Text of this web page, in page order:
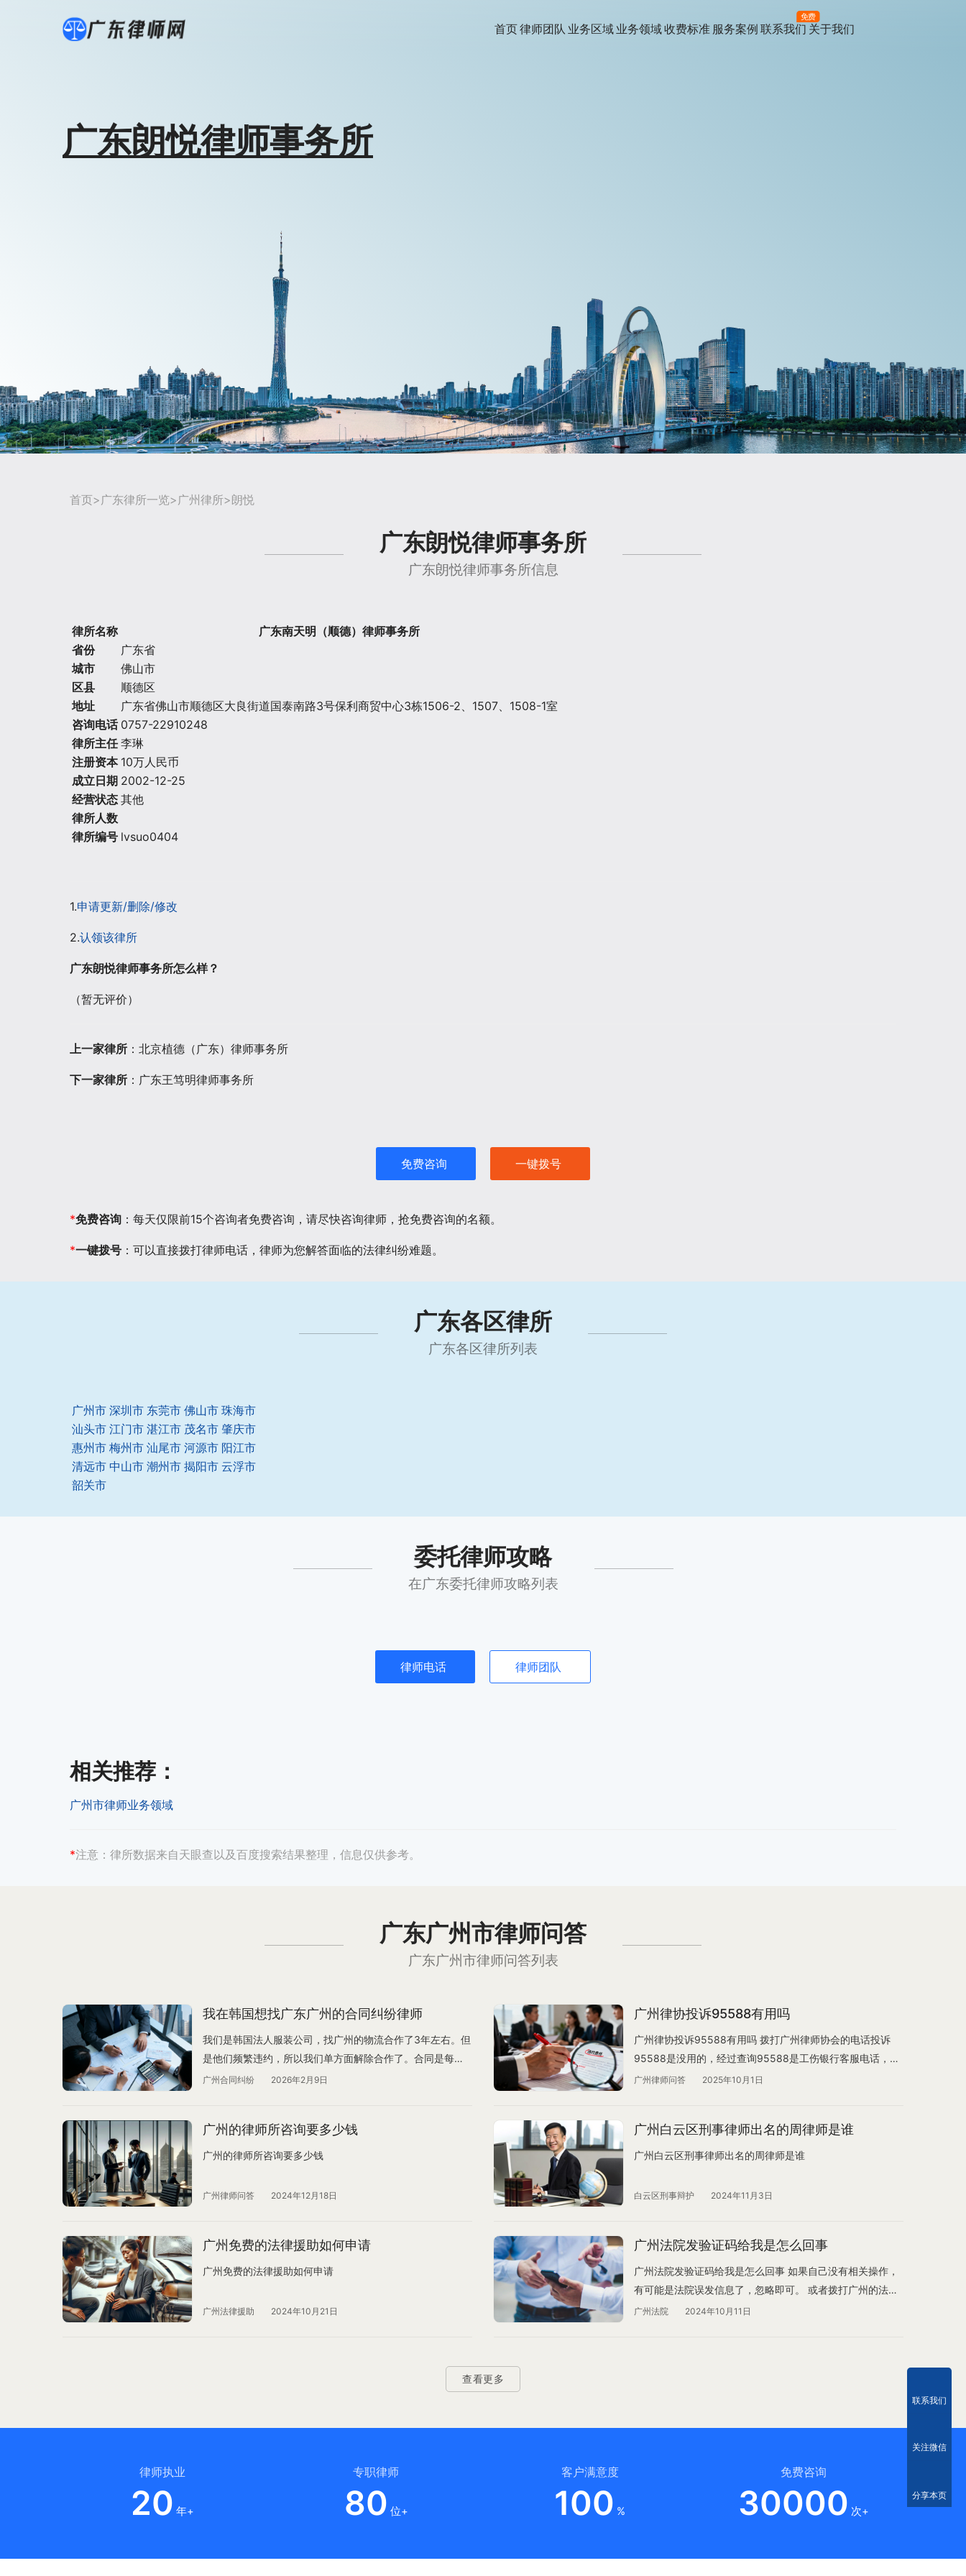
首页律师团队 业务区域 业务领域收费标准 服务案例 联系我们
免费
关于我们
广东朗悦律师事务所
首页> 广东律所一览> 广州律所>朗悦
广东朗悦律师事务所
广东朗悦律师事务所信息
律所名称
广东南天明（顺德）律师事务所
省份
广东省
城市
佛山市
区县
顺德区
地址
广东省佛山市顺德区大良街道国泰南路3号保利商贸中心3栋1506-2、1507、1508-1室
咨询电话 0757-22910248
律所主任 李琳
注册资本 10万人民币
成立日期 2002-12-25
经营状态 其他
律所人数
律所编号 lvsuo0404
1.申请更新/删除/修改
2.认领该律所
广东朗悦律师事务所怎么样？
（暂无评价）
上一家律所 ：北京植德（广东）律师事务所
下一家律所 ：广东王笃明律师事务所
免费咨询 一键拨号
*免费咨询 ：每天仅限前15个咨询者免费咨询，请尽快咨询律师，抢免费咨询的名额。
*一键拨号 ：可以直接拨打律师电话，律师为您解答面临的法律纠纷难题。
广东各区律所
广东各区律所列表
广州市 深圳市 东莞市 佛山市 珠海市
汕头市 江门市 湛江市 茂名市 肇庆市
惠州市 梅州市 汕尾市 河源市 阳江市
清远市 中山市 潮州市 揭阳市 云浮市
韶关市
委托律师攻略
在广东委托律师攻略列表
律师电话 律师团队
相关推荐 ：
广州市律师业务领域
*注意： 律所数据来自天眼查以及百度搜索结果整理，信息仅供参考。
广东广州市律师问答
广东广州市律师问答列表
我在韩国想找广东广州的合同纠纷律师
我们是韩国法人服装公司，找广州的物流合作了3年左右。但
是他们频繁违约，所以我们单方面解除合作了。合同是每年
自动延期，他们想我们要求剩下合同那几个月的补偿。但是
我们错过买卖季节,那批货是羽绒服,现在已经晚了。错过交货
时间。合同上写写有争议时按照我方所在管辖权法院解决就
们50W人民币，但是他们不执行是不是也可以？或者我们可
广州合同纠纷 2026年2月9日
广州律协投诉95588有用吗
广州律协投诉95588有用吗 拨打广州律师协会的电话投诉
95588是没用的，经过查询95588是工伤银行客服电话，您
可以直接拨打95588选择投诉分机号。
广州律师问答 2025年10月1日
广州的律师所咨询要多少钱
广州的律师所咨询要多少钱
广州律师问答 2024年12月18日
广州白云区刑事律师出名的周律师是谁
广州白云区刑事律师出名的周律师是谁
白云区刑事辩护 2024年11月3日
广州免费的法律援助如何申请
广州免费的法律援助如何申请
广州法律援助 2024年10月21日
广州法院发验证码给我是怎么回事
广州法院发验证码给我是怎么回事 如果自己没有相关操作，
有可能是法院误发信息了，忽略即可。 或者拨打广州的法院
电话咨询一下情况。 您可以点击下方链接查询广州各区法院
广州法院 2024年10月11日
查看更多
律师执业
20 年+
专职律师
80 位+
客户满意度
100 %
免费咨询
30000 次+
联系我们
关注微信
分享本页